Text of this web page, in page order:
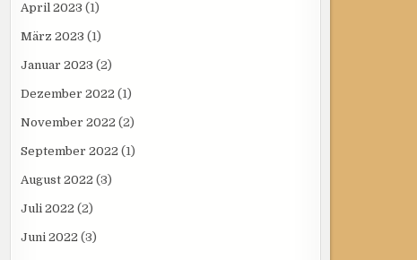
April 2023 (1)
März 2023 (1)
Januar 2023 (2)
Dezember 2022 (1)
November 2022 (2)
September 2022 (1)
August 2022 (3)
Juli 2022 (2)
Juni 2022 (3)